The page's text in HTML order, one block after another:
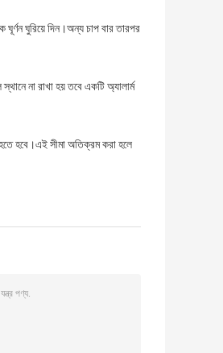
ঘূর্ণন ঘুরিয়ে দিন।অন্য চাপ বার তারপর
না রাখা হয় তবে একটি অ্যালার্ম
হতে হবে।এই সীমা অতিক্রম করা হলে